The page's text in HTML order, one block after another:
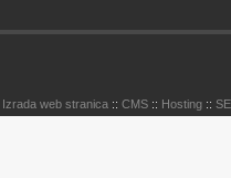
Izrada web stranica :: CMS :: Hosting ::